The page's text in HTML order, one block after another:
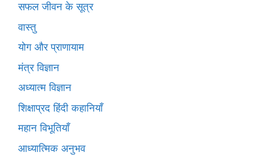
सफल जीवन के सूत्र
वास्तु
योग और प्राणायाम
मंत्र विज्ञान
अध्यात्म विज्ञान
शिक्षाप्रद हिंदी कहानियाँ
महान विभूतियाँ
आध्यात्मिक अनुभव